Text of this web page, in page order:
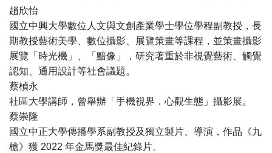
趙欣怡
國立中興大學數位人文與文創產業學士學位學程副教授，長
期教授藝術美學、數位攝影、展覽策畫等課程，並策畫攝影
展覽「時光機」、「黯像」，研究著重於非視覺藝術、觸覺
認知、通用設計等社會議題。
蔡楨永
社區大學講師，曾舉辦「手機視界．心觀生態」攝影展。
蔡崇隆
國立中正大學傳播學系副教授及獨立製片、導演，作品《九
槍》獲 2022 年金馬獎最佳紀錄片。